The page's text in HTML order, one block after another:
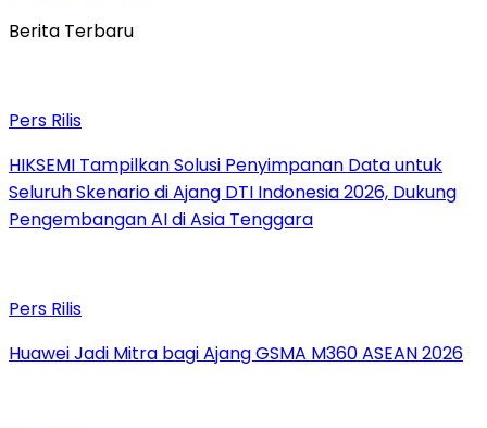
Berita Terbaru
Pers Rilis
HIKSEMI Tampilkan Solusi Penyimpanan Data untuk
Seluruh Skenario di Ajang DTI Indonesia 2026, Dukung
Pengembangan AI di Asia Tenggara
Pers Rilis
Huawei Jadi Mitra bagi Ajang GSMA M360 ASEAN 2026